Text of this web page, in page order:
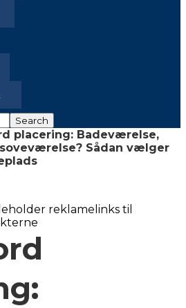
placering: Badeværelse,
Sådan vælger
reklamelinks til